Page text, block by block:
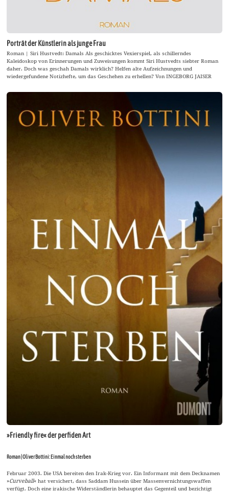
Porträt der Künstlerin als junge Frau
Roman | Siri Hustvedt: Damals Als geschicktes Vexierspiel, als schillerndes
Kaleidoskop von Erinnerungen und Zuweisungen kommt Siri Hustvedts siebter Roman
daher. Doch was geschah Damals wirklich? Helfen alte Aufzeichnungen und
wiedergefundene Notizhefte, um das Geschehen zu erhellen? Von INGEBORG JAISER
»Friendly fire« der perfiden Art
Roman | Oliver Bottini: Einmal noch sterben
Februar 2003. Die USA bereiten den Irak-Krieg vor. Ein Informant mit dem Decknamen
»Curveball« hat versichert, dass Saddam Hussein über Massenvernichtungswaffen
verfügt. Doch eine irakische Widerständlerin behauptet das Gegenteil und bezichtigt